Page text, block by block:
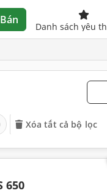
Bán
Danh sách yêu
Xóa tất cả bộ lọc
650